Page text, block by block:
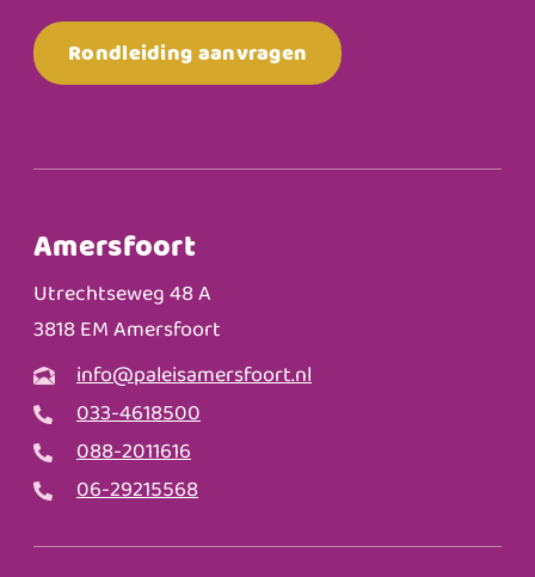
Rondleiding aanvragen
Amersfoort
Utrechtseweg 48 A
3818 EM Amersfoort
info@paleisamersfoort.nl
033-4618500
088-2011616
06-29215568